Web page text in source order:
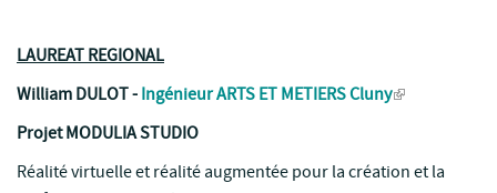
LAUREAT REGIONAL
William DULOT- Ingénieur ARTS ET METIERS Cluny
Projet MODULIA STUDIO
Réalité virtuelle et réalité augmentée pour la création et la